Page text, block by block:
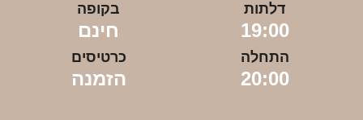
דלתות
19:00
בקופה
חינם
התחלה
20:00
כרטיסים
הזמנה